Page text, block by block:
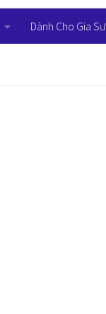
Dành Cho Gia Sư